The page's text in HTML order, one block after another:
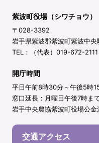
紫波町役場（シワチョウ）
〒028-3392
岩手県紫波郡紫波町紫波中央
TEL：（代表）019-672-
開庁時間
平日午前8時30分～午後5時
窓口延長：月曜日午後7時ま
岩手中央農協紫波町役場公
交通アクセス